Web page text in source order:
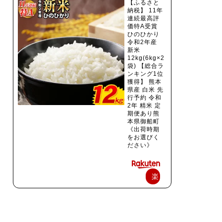
【ふるさと
納税】 11年
連続最高評
価特A受賞
ひのひかり
令和2年産
新米
12kg(6kg×2
袋) 【総合ラ
ンキング1位
獲得】 熊本
県産 白米 先
行予約 令和
2年 精米 定
期便あり熊
本県御船町
《出荷時期
をお選びく
ださい》
楽